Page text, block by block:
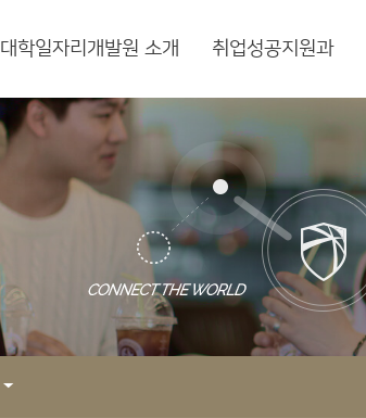
대학일자리개발원 소개 취업성공지원과